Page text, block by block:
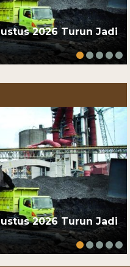
2026 Turun Jadi
2026 Turun Jadi